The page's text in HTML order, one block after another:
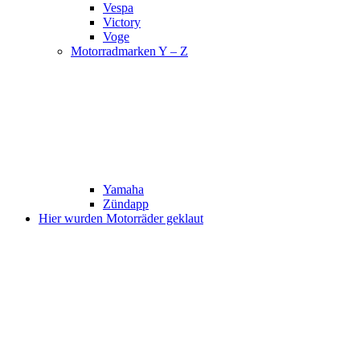
Vespa
Victory
Voge
Motorradmarken Y – Z
Yamaha
Zündapp
Hier wurden Motorräder geklaut